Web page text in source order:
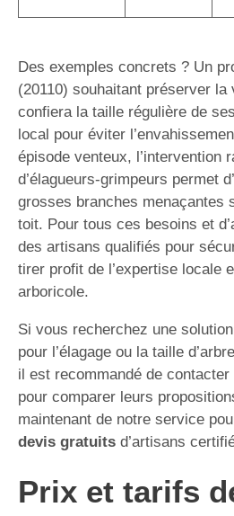
Des exemples concrets ? Un
(20110) souhaitant préserver la
confiera la taille régulière de
local pour éviter
épisode venteux, l’intervention
d’élagueurs-grimpeurs permet
grosses branches menaçantes
toit. Pour tous ces besoins et
des artisans qualifiés pour
tirer profit de l’expertise locale
arboricole.
Si vous recherchez une
pour l’élagage ou la taille
il est recommandé de
pour comparer leurs
maintenant de notre service
devis gratuits d’artisans
Prix et tarifs